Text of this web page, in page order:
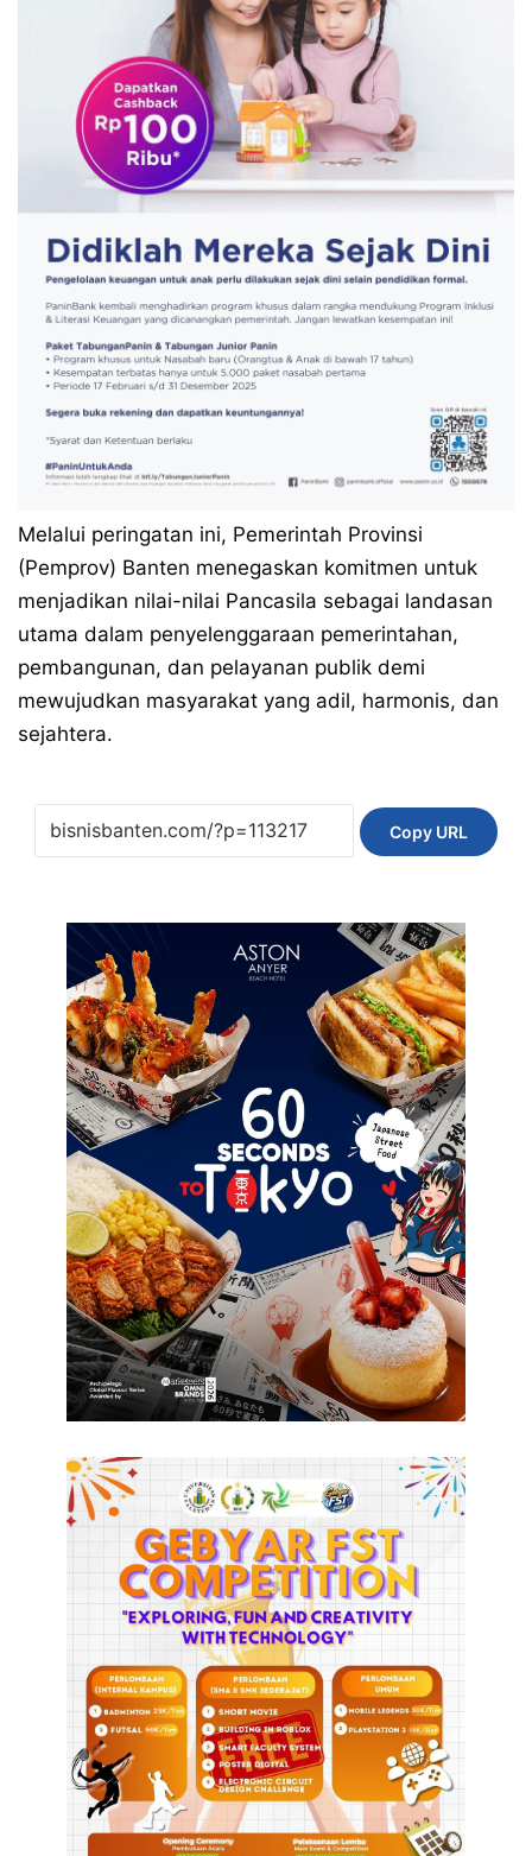
Melalui peringatan ini, Pemerintah Provinsi
(Pemprov) Banten menegaskan komitmen untuk
menjadikan nilai-nilai Pancasila sebagai landasan
utama dalam penyelenggaraan pemerintahan,
pembangunan, dan pelayanan publik demi
mewujudkan masyarakat yang adil, harmonis, dan
sejahtera.
Copy URL